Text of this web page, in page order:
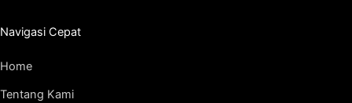
Navigasi Cepat
Home
Tentang Kami